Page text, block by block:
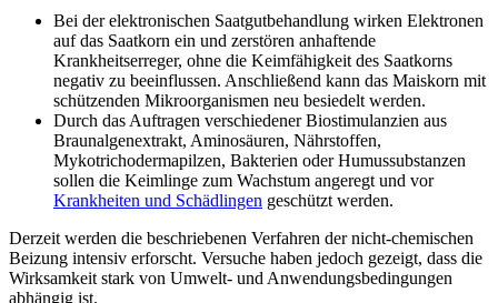
Bei der elektronischen Saatgutbehandlung wirken Elektronen
auf das Saatkorn ein und zerstören anhaftende
Krankheitserreger, ohne die Keimfähigkeit des Saatkorns
negativ zu beeinflussen. Anschließend kann das Maiskorn mit
schützenden Mikroorganismen neu besiedelt werden.
Durch das Auftragen verschiedener Biostimulanzien aus
Braunalgenextrakt, Aminosäuren, Nährstoffen,
Mykotrichodermapilzen, Bakterien oder Humussubstanzen
sollen die Keimlinge zum Wachstum angeregt und vor
Krankheiten und Schädlingen geschützt werden.
Derzeit werden die beschriebenen Verfahren der nicht-chemischen
Beizung intensiv erforscht. Versuche haben jedoch gezeigt, dass die
Wirksamkeit stark von Umwelt- und Anwendungsbedingungen
abhängig ist.